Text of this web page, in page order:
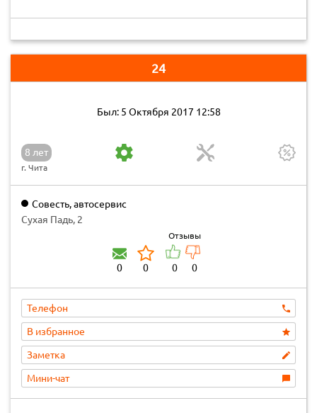
24
Был: 5 Октября 2017 12:58
8 лет
г. Чита
Совесть, автосервис
Сухая Падь, 2
0 0
Отзывы
0 0
Телефон
В избранное
Заметка
Мини-чат